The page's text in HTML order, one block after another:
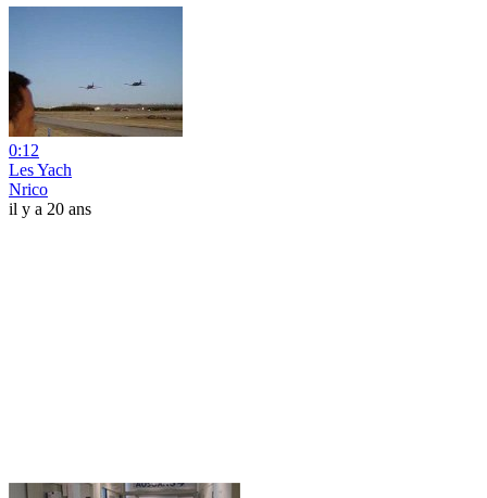
0:12
Les Yach
Nrico
il y a 20 ans